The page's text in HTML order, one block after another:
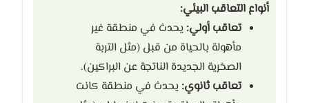
أنواع التعاقب البيئي:
تعاقب أولي: يحدث في منطقة غير
مأهولة بالحياة من قبل (مثل التربة
الصخرية الجديدة الناتجة عن البراكين).
تعاقب ثانوي: يحدث في منطقة كانت